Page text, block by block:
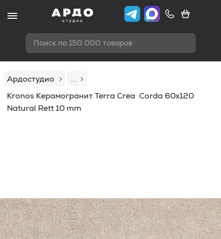
Поиск по 150 000 товаров
Ардостудио
...
Kronos Керамогранит Terra Crea Corda 60x120
Natural Rett 10 mm